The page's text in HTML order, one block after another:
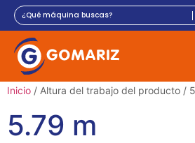
Inicio / Altura del trabajo del producto /
5.79 m